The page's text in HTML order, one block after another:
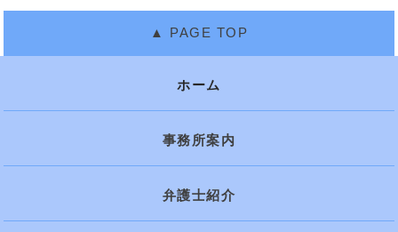
ホーム
事務所案内
弁護士紹介